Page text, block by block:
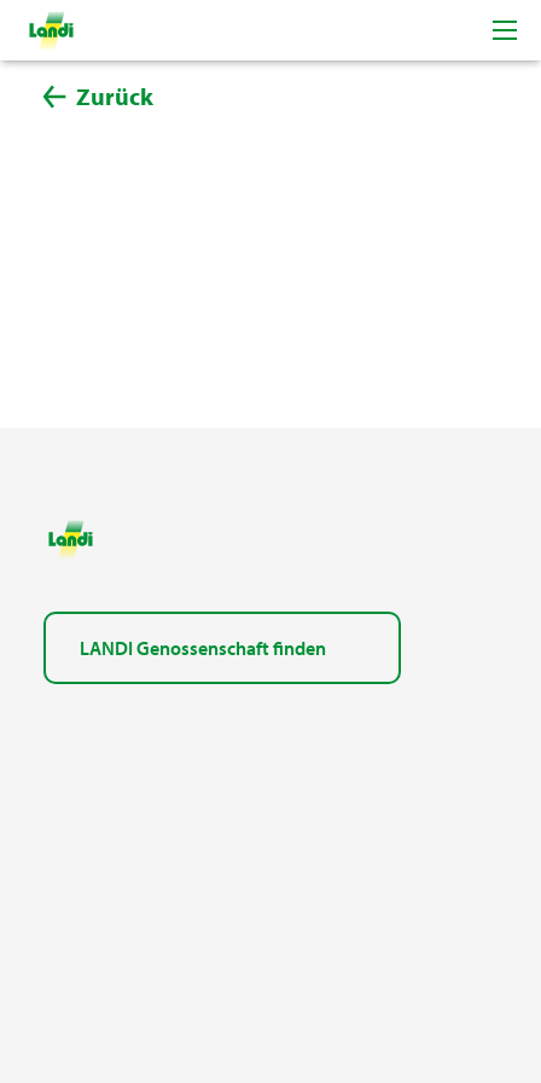
Zurück
LANDI Genossenschaft finden